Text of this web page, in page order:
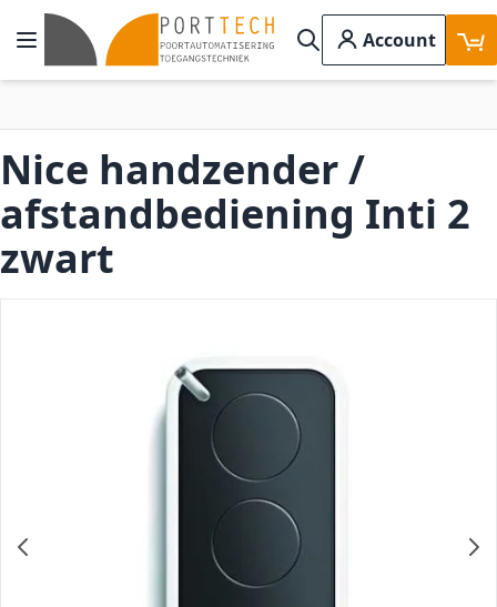
Ga naar de inhoud
Toggle Nav
Search
Account
Nice handzender /
afstandbediening Inti 2
zwart